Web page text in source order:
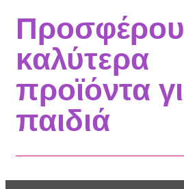
καλύτερα
προϊόντα
παιδιά